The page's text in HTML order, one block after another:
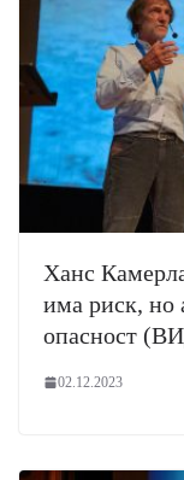
Ханс
има риск, но
опасност
02.12.2023